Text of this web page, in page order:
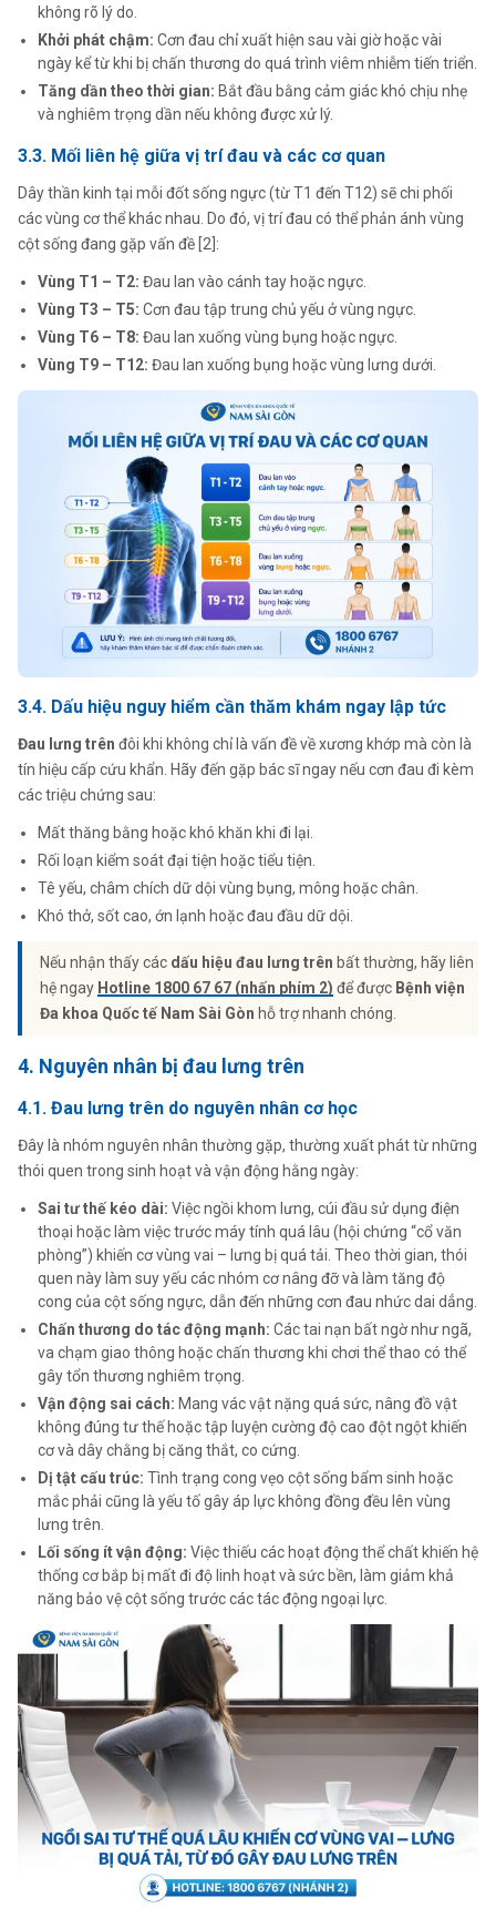
không rõ lý do.
Khởi phát chậm: Cơn đau chỉ xuất hiện sau vài giờ hoặc vài
ngày kể từ khi bị chấn thương do quá trình viêm nhiễm tiến triển.
Tăng dần theo thời gian: Bắt đầu bằng cảm giác khó chịu nhẹ
và nghiêm trọng dần nếu không được xử lý.
3.3. Mối liên hệ giữa vị trí đau và các cơ quan
Dây thần kinh tại mỗi đốt sống ngực (từ T1 đến T12) sẽ chi phối
các vùng cơ thể khác nhau. Do đó, vị trí đau có thể phản ánh vùng
cột sống đang gặp vấn đề [2]:
Vùng T1 – T2: Đau lan vào cánh tay hoặc ngực.
Vùng T3 – T5: Cơn đau tập trung chủ yếu ở vùng ngực.
Vùng T6 – T8: Đau lan xuống vùng bụng hoặc ngực.
Vùng T9 – T12: Đau lan xuống bụng hoặc vùng lưng dưới.
3.4. Dấu hiệu nguy hiểm cần thăm khám ngay lập tức
Đau lưng trên đôi khi không chỉ là vấn đề về xương khớp mà còn là
tín hiệu cấp cứu khẩn. Hãy đến gặp bác sĩ ngay nếu cơn đau đi kèm
các triệu chứng sau:
Mất thăng bằng hoặc khó khăn khi đi lại.
Rối loạn kiểm soát đại tiện hoặc tiểu tiện.
Tê yếu, châm chích dữ dội vùng bụng, mông hoặc chân.
Khó thở, sốt cao, ớn lạnh hoặc đau đầu dữ dội.
Nếu nhận thấy các dấu hiệu đau lưng trên bất thường, hãy liên
hệ ngay Hotline 1800 67 67 (nhấn phím 2) để được Bệnh viện
Đa khoa Quốc tế Nam Sài Gòn hỗ trợ nhanh chóng.
4. Nguyên nhân bị đau lưng trên
4.1. Đau lưng trên do nguyên nhân cơ học
Đây là nhóm nguyên nhân thường gặp, thường xuất phát từ những
thói quen trong sinh hoạt và vận động hằng ngày:
Sai tư thế kéo dài: Việc ngồi khom lưng, cúi đầu sử dụng điện
thoại hoặc làm việc trước máy tính quá lâu (hội chứng “cổ văn
phòng”) khiến cơ vùng vai – lưng bị quá tải. Theo thời gian, thói
quen này làm suy yếu các nhóm cơ nâng đỡ và làm tăng độ
cong của cột sống ngực, dẫn đến những cơn đau nhức dai dẳng.
Chấn thương do tác động mạnh: Các tai nạn bất ngờ như ngã,
va chạm giao thông hoặc chấn thương khi chơi thể thao có thể
gây tổn thương nghiêm trọng.
Vận động sai cách: Mang vác vật nặng quá sức, nâng đồ vật
không đúng tư thế hoặc tập luyện cường độ cao đột ngột khiến
cơ và dây chằng bị căng thắt, co cứng.
Dị tật cấu trúc: Tình trạng cong vẹo cột sống bẩm sinh hoặc
mắc phải cũng là yếu tố gây áp lực không đồng đều lên vùng
lưng trên.
Lối sống ít vận động: Việc thiếu các hoạt động thể chất khiến hệ
thống cơ bắp bị mất đi độ linh hoạt và sức bền, làm giảm khả
năng bảo vệ cột sống trước các tác động ngoại lực.